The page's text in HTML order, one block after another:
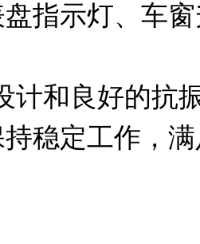
指示灯、车
稳定工作，